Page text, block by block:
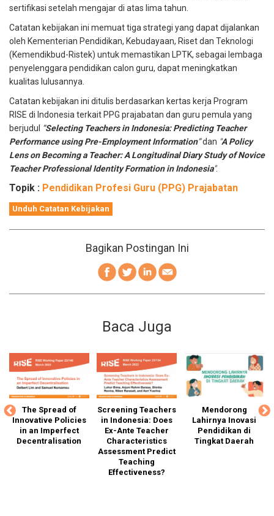
sertifikasi setelah mengajar di atas lima tahun.
Catatan kebijakan ini memuat tiga strategi yang dapat dijalankan
oleh Kementerian Pendidikan, Kebudayaan, Riset dan Teknologi
(Kemendikbud-Ristek) untuk memastikan LPTK, sebagai lembaga
penyelenggara pendidikan calon guru, dapat meningkatkan
kualitas lulusannya.
Catatan kebijakan ini ditulis berdasarkan kertas kerja Program
RISE di Indonesia terkait PPG prajabatan dan guru pemula yang
berjudul “Selecting Teachers in Indonesia: Predicting Teacher
Performance using Pre-Employment Information”dan "A Policy
Lens on Becoming a Teacher: A Longitudinal Diary Study of Novice
Teacher Professional Identity Formation in Indonesia".
Topik : Pendidikan Profesi Guru (PPG) Prajabatan
Unduh Catatan Kebijakan
Bagikan Postingan Ini
Baca Juga
The Spread of
Innovative Policies
in an Imperfect
Decentralisation
Screening Teachers
in Indonesia: Does
Ex-Ante Teacher
Characteristics
Assessment Predict
Teaching
Effectiveness?
Mendorong
Lahirnya Inovasi
Pendidikan di
Tingkat Daerah